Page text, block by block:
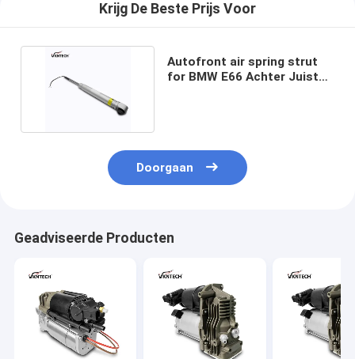
Krijg De Beste Prijs Voor
Autofront air spring strut
for BMW E66 Achter Juiste
Doorgaan
Geadviseerde Producten